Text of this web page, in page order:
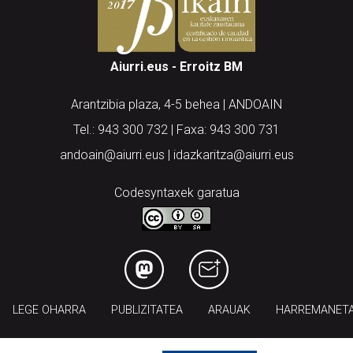
Aiurri.eus - Erroitz BM
Arantzibia plaza, 4-5 behea | ANDOAIN
Tel.: 943 300 732 | Faxa: 943 300 731
andoain@aiurri.eus | idazkaritza@aiurri.eus
Codesyntaxek garatua
LEGE OHARRA PUBLIZITATEA ARAUAK